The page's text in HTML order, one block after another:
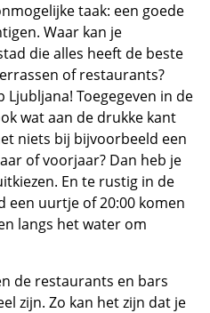
taak: een goede
Waar kan je
die alles heeft de beste
of restaurants?
Toegegeven in de
wat aan de drukke kant
niets bij bijvoorbeeld een
of voorjaar? Dan heb je
En te rustig in de
een uurtje of 20:00 komen
langs het water om
de restaurants en bars
zijn. Zo kan het zijn dat je